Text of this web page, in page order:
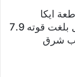
ايكا
الساحلية فى بيرو، عندما وقع زلزال بلغت قوته 7.9
من جنوب شرق